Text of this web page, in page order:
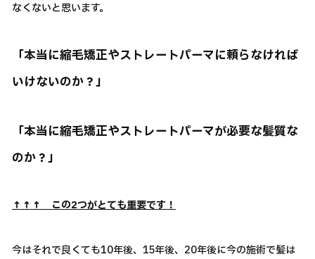
なくないと思います。
「本当に縮毛矯正やストレートパーマに頼らなければ
いけないのか？」
「本当に縮毛矯正やストレートパーマが必要な髪質な
のか？」
↑↑↑ この2つがとても重要です！
今はそれで良くても10年後、15年後、20年後に今の施術で髪は